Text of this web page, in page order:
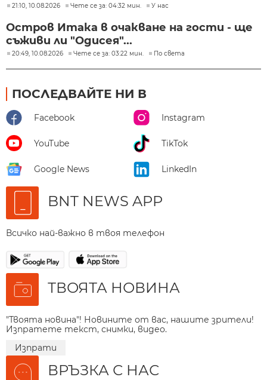
21:10, 10.08.2026 Чете се за: 04:32 мин. У нас
Остров Итака в очакване на гости - ще
съживи ли "Одисея"...
20:49, 10.08.2026 Чете се за: 03:22 мин. По света
ПОСЛЕДВАЙТЕ НИ В
Facebook Instagram
YouTube TikTok
Google News LinkedIn
BNT NEWS APP
Всичко най-важно в твоя телефон
ТВОЯТА НОВИНА
"Твоята новина"! Новините от вас, нашите зрители!
Изпратете текст, снимки, видео.
Изпрати
ВРЪЗКА С НАС